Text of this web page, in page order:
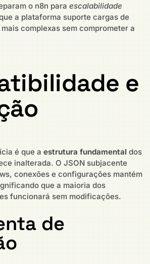
o n8n para escalabilidade
a plataforma suporte cargas de
complexas sem comprometer a
e
é que a estrutura fundamental dos
inalterada. O JSON subjacente
conexões e configurações mantém
que a maioria dos
funcionará sem modificações.
de